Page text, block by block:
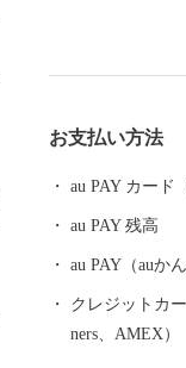
り、日本で唯一
された、260年以
有数の豪雪地帯
てきた都市基盤
能と快適性のな
暮らしを味わい
お支払い方法
au PAY カード
au PAY 残高
au PAY（auか
クレジットカ
ners、AMEX）